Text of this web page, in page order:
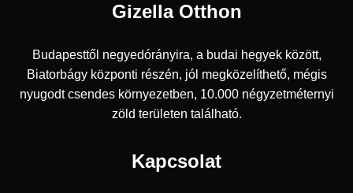
Gizella Otthon
Budapesttől negyedórányira, a budai hegyek között,
Biatorbágy központi részén, jól megközelíthető, mégis
nyugodt csendes környezetben, 10.000 négyzetméternyi
zöld területen található.
Kapcsolat